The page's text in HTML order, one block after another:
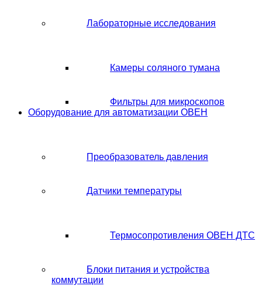
Лабораторные исследования
Камеры соляного тумана
Фильтры для микроскопов
Оборудование для автоматизации ОВЕН
Преобразователь давления
Датчики температуры
Термосопротивления ОВЕН ДТС
Блоки питания и устройства
коммутации